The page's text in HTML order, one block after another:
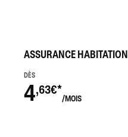
ASSURANCE HABITATION
DÈS
4,63€*
/MOIS